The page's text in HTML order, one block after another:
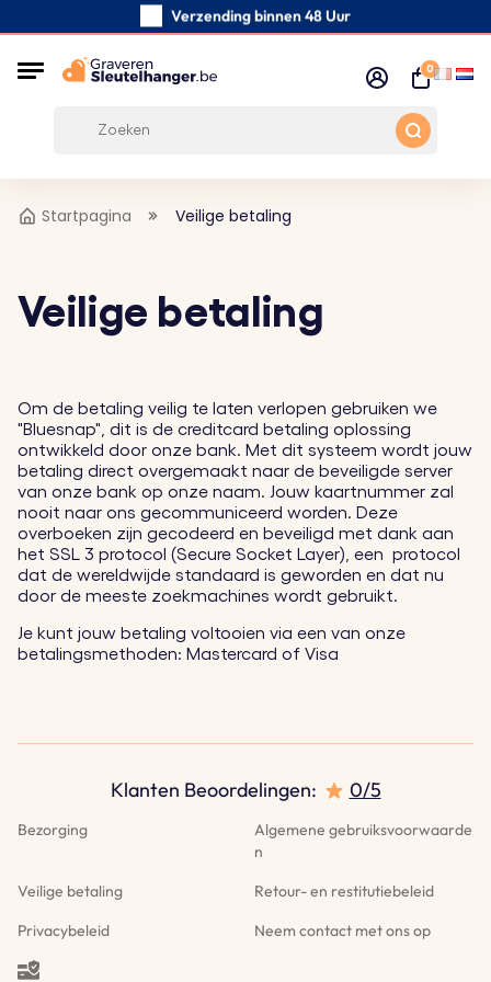
Verzending binnen 48 Uur
Klanten Beoordelingen:
0/5
0
Startpagina Veilige betaling
Veilige betaling
Om de betaling veilig te laten verlopen gebruiken we
"Bluesnap", dit is de creditcard betaling oplossing
ontwikkeld door onze bank. Met dit systeem wordt jouw
betaling direct overgemaakt naar de beveiligde server
van onze bank op onze naam. Jouw kaartnummer zal
nooit naar ons gecommuniceerd worden. Deze
overboeken zijn gecodeerd en beveiligd met dank aan
het SSL 3 protocol (Secure Socket Layer), een protocol
dat de wereldwijde standaard is geworden en dat nu
door de meeste zoekmachines wordt gebruikt.
Je kunt jouw betaling voltooien via een van onze
betalingsmethoden: Mastercard of Visa
Bezorging
Algemene gebruiksvoorwaarde
n
Veilige betaling
Retour- en restitutiebeleid
Privacybeleid
Neem contact met ons op
Klanten Beoordelingen: 0/5